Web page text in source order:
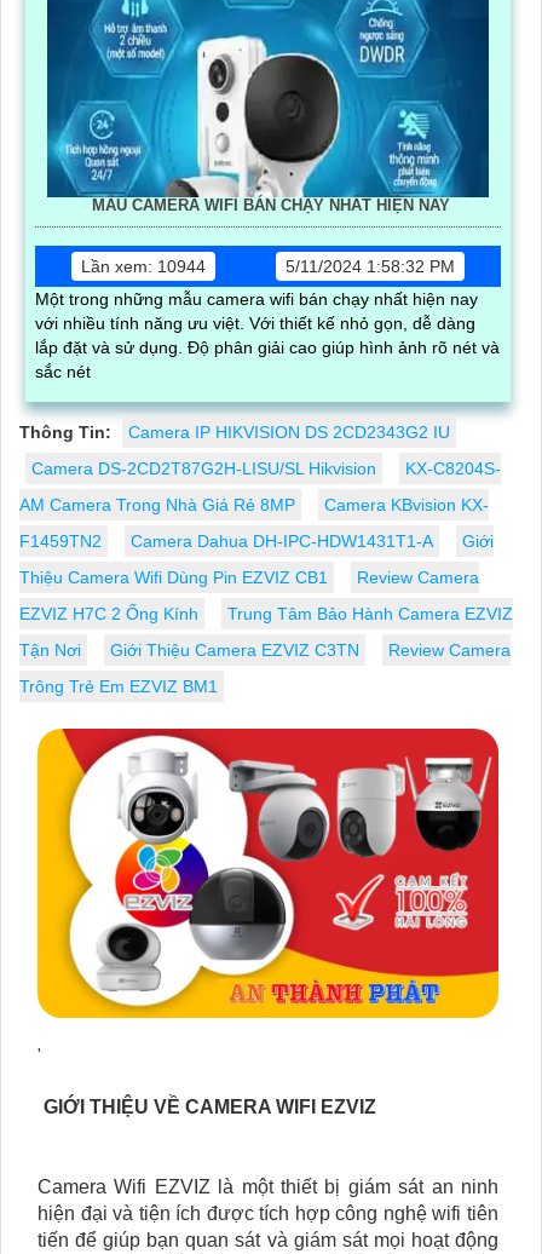
MẪU CAMERA WIFI BÁN CHẠY NHẤT HIỆN NAY
Lần xem: 10944
5/11/2024 1:58:32 PM
Một trong những mẫu camera wifi bán chạy nhất hiện nay
với nhiều tính năng ưu việt. Với thiết kế nhỏ gọn, dễ dàng
lắp đặt và sử dụng. Độ phân giải cao giúp hình ảnh rõ nét và
sắc nét
Thông Tin:
Camera IP HIKVISION DS 2CD2343G2 IU
Camera DS-2CD2T87G2H-LISU/SL Hikvision
KX-C8204S-
AM Camera Trong Nhà Giá Rẻ 8MP
Camera KBvision KX-
F1459TN2
Camera Dahua DH-IPC-HDW1431T1-A
Giới
Thiệu Camera Wifi Dùng Pin EZVIZ CB1
Review Camera
EZVIZ H7C 2 Ống Kính
Trung Tâm Bảo Hành Camera EZVIZ
Tận Nơi
Giới Thiệu Camera EZVIZ C3TN
Review Camera
Trông Trẻ Em EZVIZ BM1
'
GIỚI THIỆU VỀ CAMERA WIFI EZVIZ
Camera Wifi EZVIZ là một thiết bị giám sát an ninh
hiện đại và tiện ích được tích hợp công nghệ wifi tiên
tiến để giúp bạn quan sát và giám sát mọi hoạt động